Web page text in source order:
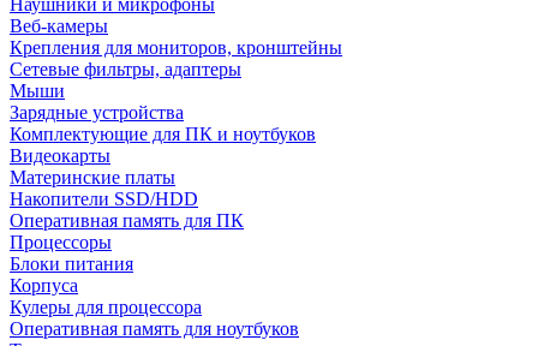
Наушники и микрофоны
Веб-камеры
Крепления для мониторов, кронштейны
Сетевые фильтры, адаптеры
Мыши
Зарядные устройства
Комплектующие для ПК и ноутбуков
Видеокарты
Материнские платы
Накопители SSD/HDD
Оперативная память для ПК
Процессоры
Блоки питания
Корпуса
Кулеры для процессора
Оперативная память для ноутбуков